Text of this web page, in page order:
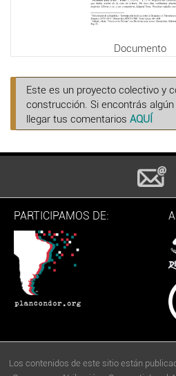
Documento
Este es un proyecto colectivo y
construcción. Si encontrás
llegar tus comentarios AQUÍ
PARTICIPAMOS DE:
Los contenidos de este sitio están